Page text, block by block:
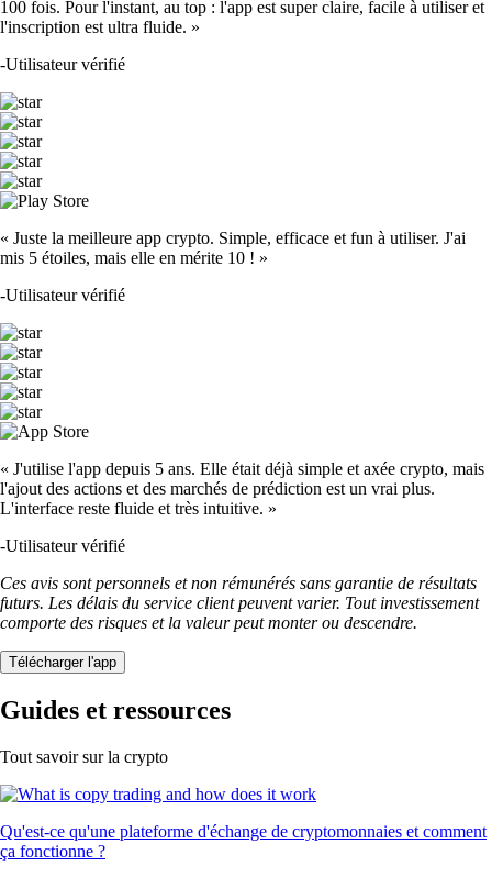
100 fois. Pour l'instant, au top : l'app est super claire, facile à utiliser et
l'inscription est ultra fluide. »
-Utilisateur vérifié
« Juste la meilleure app crypto. Simple, efficace et fun à utiliser. J'ai
mis 5 étoiles, mais elle en mérite 10 ! »
-Utilisateur vérifié
« J'utilise l'app depuis 5 ans. Elle était déjà simple et axée crypto, mais
l'ajout des actions et des marchés de prédiction est un vrai plus.
L'interface reste fluide et très intuitive. »
-Utilisateur vérifié
Ces avis sont personnels et non rémunérés sans garantie de résultats
futurs. Les délais du service client peuvent varier. Tout investissement
comporte des risques et la valeur peut monter ou descendre.
Télécharger l'app
Guides et ressources
Tout savoir sur la crypto
Qu'est-ce qu'une plateforme d'échange de cryptomonnaies et comment
ça fonctionne ?